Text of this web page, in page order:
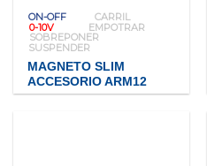
ON-OFF
CARRIL
0-10V
EMPOTRAR
SOBREPONER
SUSPENDER
MAGNETO SLIM
ACCESORIO ARM12